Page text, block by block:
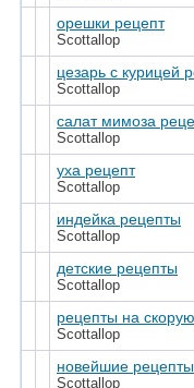
орешки рецепт
Scottallop
цезарь с курицей
Scottallop
салат мимоза
Scottallop
уха рецепт
Scottallop
индейка рецепты
Scottallop
детские рецепты
Scottallop
рецепты на
Scottallop
новейшие
Scottallop